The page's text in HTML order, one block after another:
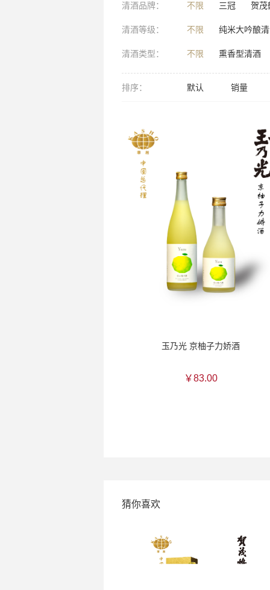
清酒品牌： 不限 三冠 贺茂
清酒等级： 不限 纯米大吟酿
清酒类型： 不限 熏香型清酒
排序： 默认 销量
玉乃光 京柚子力娇酒
￥83.00
猜你喜欢